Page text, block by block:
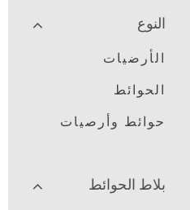
النوع
الأرضيات
الحوائط
حوائط وأرصيات
بلاط الحوائط